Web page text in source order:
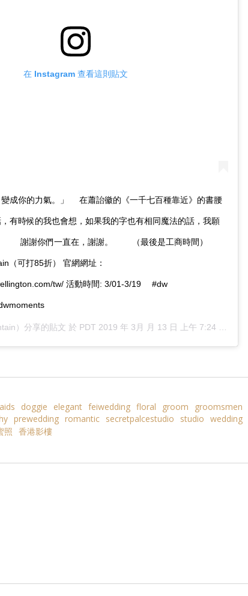
在 Instagram 查看這則貼文
成你的力氣。」 ⠀ 在蕭詒徽的《一千七百種靠近》的書腰
，有時候的我也會想，如果我的字也有相同魔法的話，我願
⠀ 謝謝你們一直在，謝謝。 ⠀ ⠀ （最後是工商時間） ⠀
（可打85折） 官網網址：
tw/ 活動時間: 3/01-3/19 ⠀ #dw
）分享的貼文 於 PDT 2019 年 3月 月 13 日 上午 7:24
doggie elegant feiwedding floral groom groomsmen
prewedding romantic secretpalcestudio studio wedding
照 香港影樓